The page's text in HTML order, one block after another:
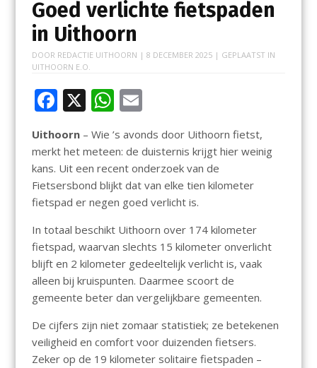
Goed verlichte fietspaden
in Uithoorn
DOOR REDACTIE UITHOORN | 8 DECEMBER 2025| GEPLAATST IN
UITHOORN E.O.
F
e
b
o
o
k
X W
at
s
A
p
p
E
m
ai
l
Uithoorn– Wie ’s avonds door Uithoorn fietst,
merkt het meteen: de duisternis krijgt hier weinig
kans. Uit een recent onderzoek van de
Fietsersbond blijkt dat van elke tien kilometer
fietspad er negen goed verlicht is.
In totaal beschikt Uithoorn over 174 kilometer
fietspad, waarvan slechts 15 kilometer onverlicht
blijft en 2 kilometer gedeeltelijk verlicht is, vaak
alleen bij kruispunten. Daarmee scoort de
gemeente beter dan vergelijkbare gemeenten.
De cijfers zijn niet zomaar statistiek; ze betekenen
veiligheid en comfort voor duizenden fietsers.
Zeker op de 19 kilometer solitaire fietspaden –